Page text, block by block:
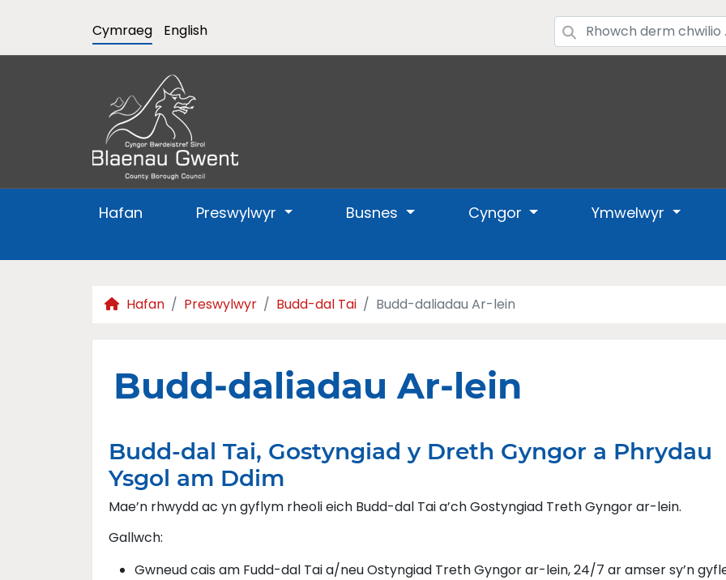
Cymraeg English
Hafan Preswylwyr Busnes Cyngor Ymwelwyr
Hafan Preswylwyr Budd-dal Tai Budd-daliadau Ar-lein
Budd-daliadau Ar-lein
Budd-dal Tai, Gostyngiad y Dreth Gyngor a Phrydau
Ysgol am Ddim
Mae’n rhwydd ac yn gyflym rheoli eich Budd-dal Tai a’ch Gostyngiad Treth Gyngor ar-lein.
Gallwch:
Gwneud cais am Fudd-dal Tai a/neu Ostyngiad Treth Gyngor ar-lein, 24/7 ar amser sy’n